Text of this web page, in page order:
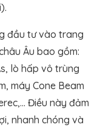
đầu tư vào trang
Âu bao gồm:
lò hấp vô trùng
máy Cone Beam
Điều này đảm
nhanh chóng và